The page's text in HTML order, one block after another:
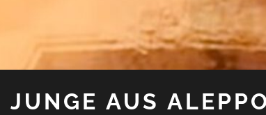
JUNGE AUS